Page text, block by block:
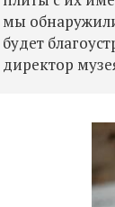
мы
будет
директор